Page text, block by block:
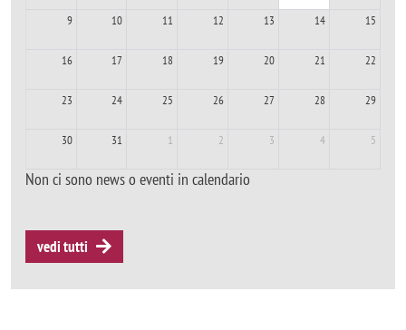
9 10 11 12 13 14 15
16 17 18 19 20 21 22
23 24 25 26 27 28 29
30 31 1 2 3 4 5
Non ci sono news o eventi in calendario
vedi tutti